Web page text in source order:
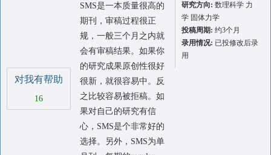
对我有帮助
16
SMS是一本质量很高的
期刊，审稿过程很正
规，一般三个月之内就
会有审稿结果。如果你
的研究成果原创性很好
很新，就很容易中。反
之比较容易被拒稿。如
果对自己的研究有信
心，SMS是个非常好的
选择。另外，SMS为单
研究方向: 数理科学 力
学 固体力学
投稿周期: 约3个月
录用情况: 已投修改后录
用